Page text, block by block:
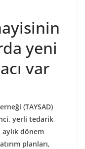
yeni
var
(TAYSAD)
yerli tedarik
aylık dönem
planları,